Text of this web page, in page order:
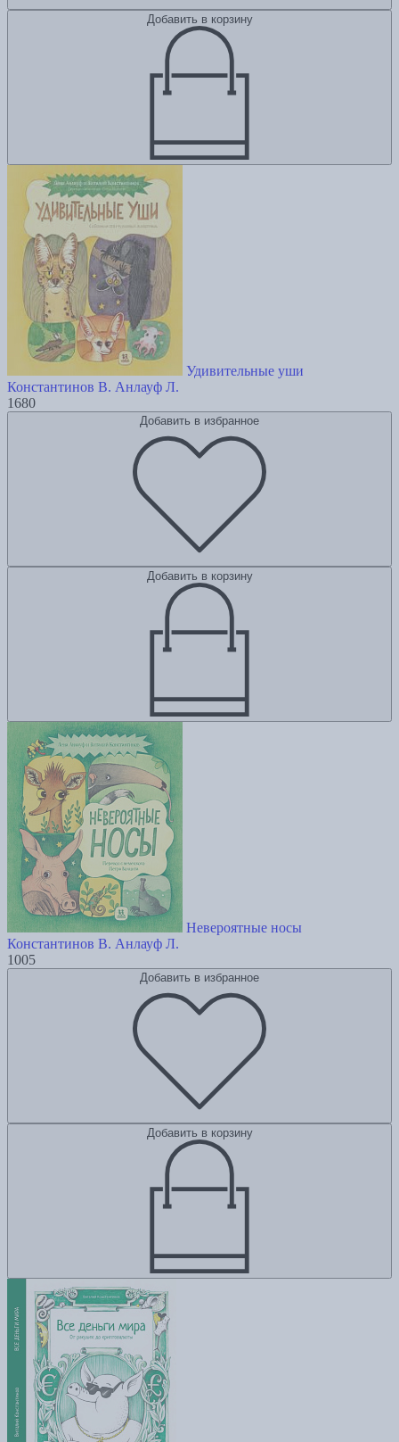
Добавить в корзину
Удивительные уши
Константинов В. Анлауф Л.
1680
Добавить в избранное
Добавить в корзину
Невероятные носы
Константинов В. Анлауф Л.
1005
Добавить в избранное
Добавить в корзину